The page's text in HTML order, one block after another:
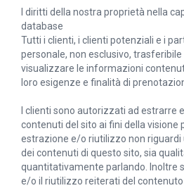
I diritti della nostra proprietà nella
database
Tutti i clienti, i clienti potenziali e i
personale, non esclusivo, trasferibile
visualizzare le informazioni
loro esigenze e finalità di
I clienti sono autorizzati ad estrarre
contenuti del sito ai fini della visione
estrazione e/o riutilizzo non riguardi
dei contenuti di questo sito, sia
quantitativamente parlando. Inoltre
e/o il riutilizzo reiterati del